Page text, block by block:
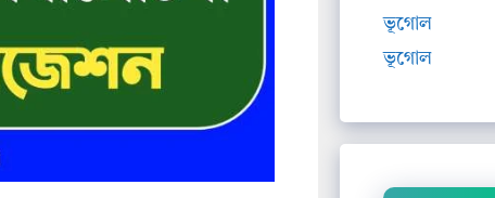
ভূগোল
ভূগোল